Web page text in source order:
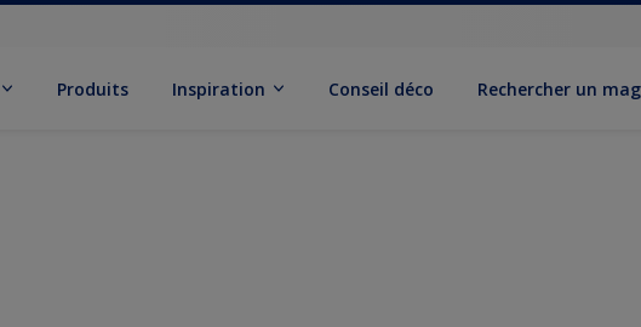
Produits Inspiration Conseil déco Rechercher un